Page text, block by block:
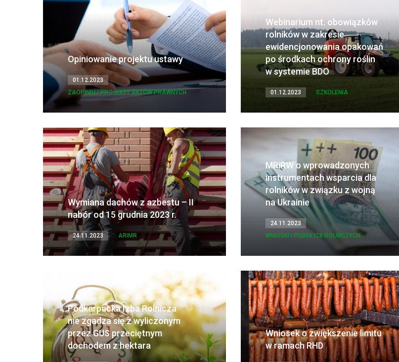
Opiniowanie projektu ustawy
01.12.2023
ZAOPINIUJ PROJEKTY AKTÓW PRAWNYCH
Webinarium nt. obowiązków
rolników w zakresie
ewidencjonowania opakowań
po środkach ochrony roślin
w systemie BDO
01.12.2023 SZKOLENIA
Wymiana dachów z azbestu – II
nabór od 15 grudnia 2023 r.
24.11.2023 ARIMR
MRiRW o wprowadzonych
instrumentach wsparcia dla
rolników w związku z wojną
na Ukrainie
24.11.2023
WNIOSKI I PISMA IZB ROLNICZYCH
Podkarpacka Izba Rolnicza
nie zgadza się z wyliczonym
przez GUS przeciętnym
dochodem z hektara
Wniosek o zwiększenie limitu
w ramach RHD